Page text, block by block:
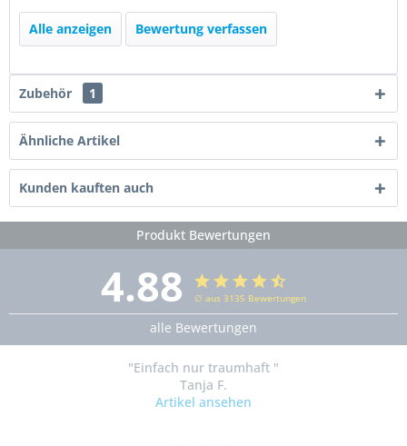
Alle anzeigen Bewertung verfassen
Zubehör 1
Ähnliche Artikel
Kunden kauften auch
Produkt Bewertungen
4.88 ∅ aus 3135 Bewertungen
alle Bewertungen
"Einfach nur traumhaft "
Tanja F.
Artikel ansehen